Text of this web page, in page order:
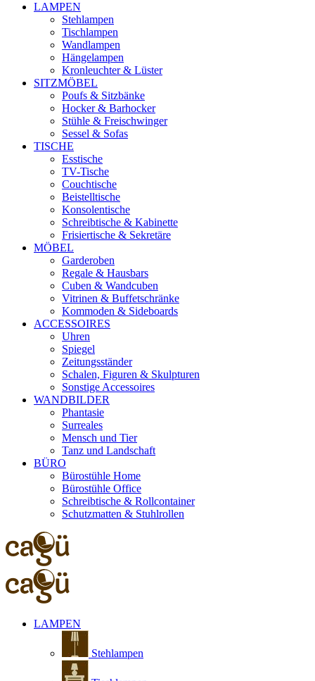
LAMPEN
Stehlampen
Tischlampen
Wandlampen
Hängelampen
Kronleuchter & Lüster
SITZMÖBEL
Poufs & Sitzbänke
Hocker & Barhocker
Stühle & Freischwinger
Sessel & Sofas
TISCHE
Esstische
TV-Tische
Couchtische
Beistelltische
Konsolentische
Schreibtische & Kabinette
Frisiertische & Sekretäre
MÖBEL
Garderoben
Regale & Hausbars
Cuben & Wandcuben
Vitrinen & Buffetschränke
Kommoden & Sideboards
ACCESSOIRES
Uhren
Spiegel
Zeitungsständer
Schalen, Figuren & Skulpturen
Sonstige Accessoires
WANDBILDER
Phantasie
Surreales
Mensch und Tier
Tanz und Landschaft
BÜRO
Bürostühle Home
Bürostühle Office
Schreibtische & Rollcontainer
Schutzmatten & Stuhlrollen
LAMPEN
Stehlampen